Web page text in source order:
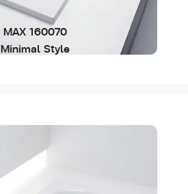
MAX 160070
Minimal Style